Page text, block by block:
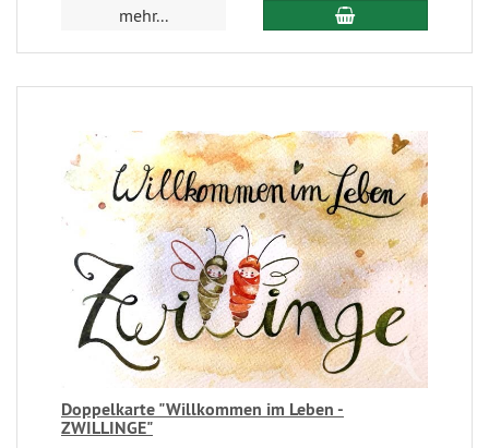
mehr...
Doppelkarte "Willkommen im Leben -
ZWILLINGE"